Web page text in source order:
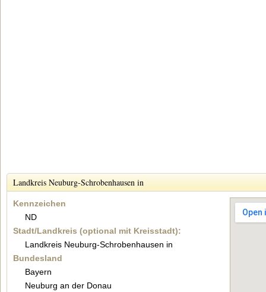
Landkreis Neuburg-Schrobenhausen in
Kennzeichen
ND
Stadt/Landkreis (optional mit Kreisstadt):
Landkreis Neuburg-Schrobenhausen in
Bundesland
Bayern
Neuburg an der Donau